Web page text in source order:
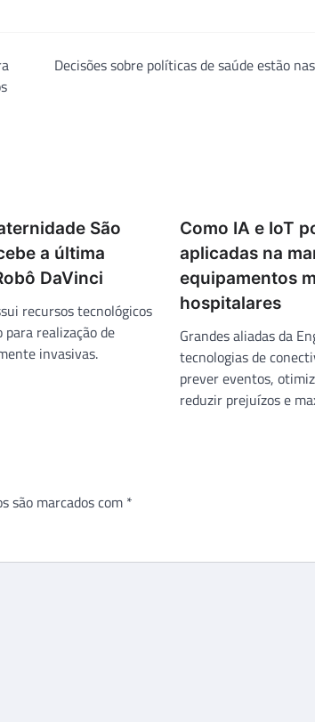
Decisões sobre políticas de saúde estão
São
a última
DaVinci
recursos tecnológicos
realização de
invasivas.
Como IA e IoT
aplicadas na
equipamentos
hospitalares
Grandes aliadas da
tecnologias de
prever eventos,
reduzir prejuízos e
são marcados com *